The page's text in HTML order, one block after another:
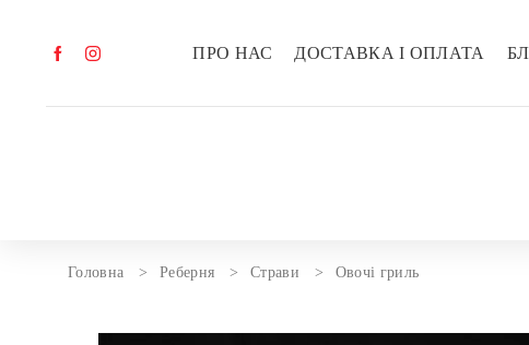
ПРО НАС ДОСТАВКА І ОПЛАТА
Головна Реберня Страви Овочі гриль